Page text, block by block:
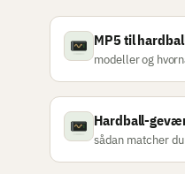
MP5 til
modeller og
Hardball-
sådan matcher